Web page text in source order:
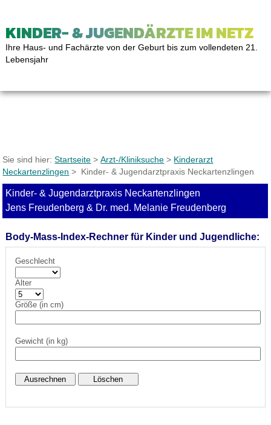
KINDER- & JUGENDÄRZTE IM NETZ
Ihre Haus- und Fachärzte von der Geburt bis zum vollendeten 21.
Lebensjahr
Sie sind hier:Startseite >Arzt-/Kliniksuche > Kinderarzt
Neckartenzlingen > Kinder- & Jugendarztpraxis Neckartenzlingen
Kinder- & Jugendarztpraxis Neckartenzlingen
Jens Freudenberg & Dr. med. Melanie Freudenberg
Body-Mass-Index-Rechner für Kinder und Jugendliche:
Geschlecht
Alter
Größe (in cm)
Gewicht (in kg)